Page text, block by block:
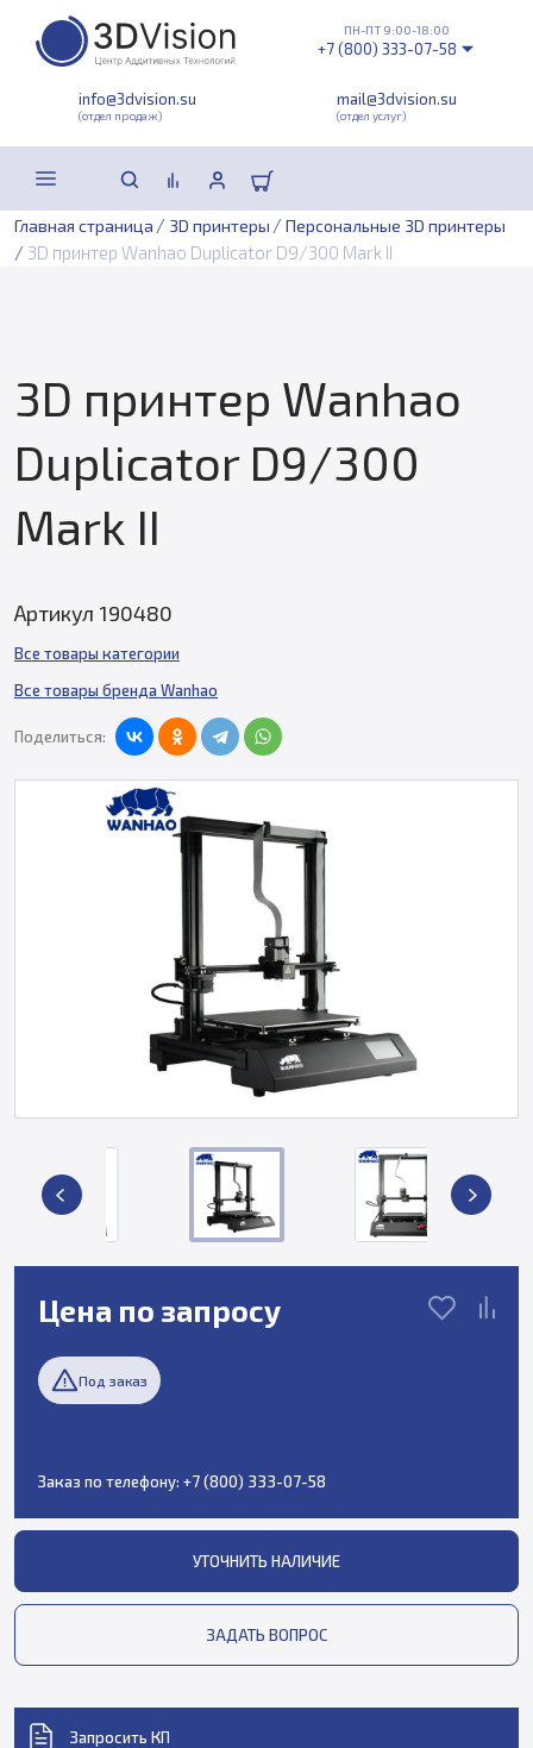
info@3dvision.su
(отдел продаж)
mail@3dvision.su
(отдел услуг)
ПН-ПТ 9:00-18:00
+7 (800) 333-07-58
Главная страница / 3D принтеры / Персональные 3D принтеры
/ 3D принтер Wanhao Duplicator D9/300 Mark II
3D принтер Wanhao
Duplicator D9/300
Mark II
Артикул 190480
Все товары категории
Все товары бренда Wanhao
Поделиться:
Цена по запросу
Под заказ
Заказ по телефону: +7 (800) 333-07-58
УТОЧНИТЬ НАЛИЧИЕ
ЗАДАТЬ ВОПРОС
Запросить КП